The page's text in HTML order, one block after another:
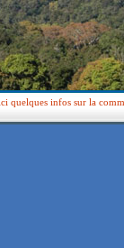
quelques infos sur la